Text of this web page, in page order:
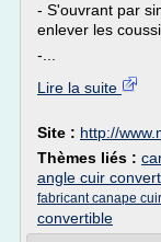
- S'ouvrant par
enlever les
-...
Lire la suite
Site : http://
Thèmes liés :
angle cuir
fabricant canape
convertible